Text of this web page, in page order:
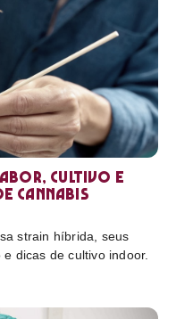
cultivo e
cannabis
strain híbrida, seus
dicas de cultivo indoor.